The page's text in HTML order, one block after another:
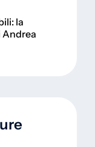
la
Andrea